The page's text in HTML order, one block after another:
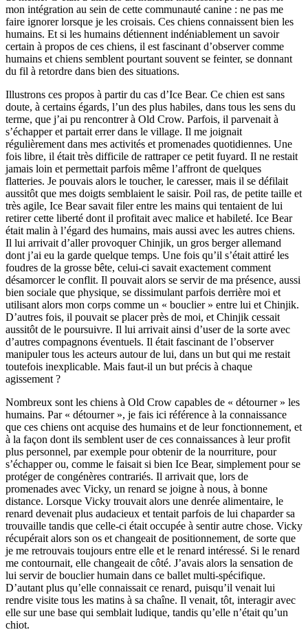
mon intégration au sein de cette communauté canine : ne pas me
faire ignorer lorsque je les croisais. Ces chiens connaissent bien les
humains. Et si les humains détiennent indéniablement un savoir
certain à propos de ces chiens, il est fascinant d’observer comme
humains et chiens semblent pourtant souvent se feinter, se donnant
du fil à retordre dans bien des situations.
Illustrons ces propos à partir du cas d’Ice Bear. Ce chien est sans
doute, à certains égards, l’un des plus habiles, dans tous les sens du
terme, que j’ai pu rencontrer à Old Crow. Parfois, il parvenait à
s’échapper et partait errer dans le village. Il me joignait
régulièrement dans mes activités et promenades quotidiennes. Une
fois libre, il était très difficile de rattraper ce petit fuyard. Il ne restait
jamais loin et permettait parfois même l’affront de quelques
flatteries. Je pouvais alors le toucher, le caresser, mais il se défilait
aussitôt que mes doigts semblaient le saisir. Poil ras, de petite taille et
très agile, Ice Bear savait filer entre les mains qui tentaient de lui
retirer cette liberté dont il profitait avec malice et habileté. Ice Bear
était malin à l’égard des humains, mais aussi avec les autres chiens.
Il lui arrivait d’aller provoquer Chinjik, un gros berger allemand
dont j’ai eu la garde quelque temps. Une fois qu’il s’était attiré les
foudres de la grosse bête, celui-ci savait exactement comment
désamorcer le conflit. Il pouvait alors se servir de ma présence, aussi
bien sociale que physique, se dissimulant parfois derrière moi et
utilisant alors mon corps comme un « bouclier » entre lui et Chinjik.
D’autres fois, il pouvait se placer près de moi, et Chinjik cessait
aussitôt de le poursuivre. Il lui arrivait ainsi d’user de la sorte avec
d’autres compagnons éventuels. Il était fascinant de l’observer
manipuler tous les acteurs autour de lui, dans un but qui me restait
toutefois inexplicable. Mais faut-il un but précis à chaque
agissement ?
Nombreux sont les chiens à Old Crow capables de « détourner » les
humains. Par « détourner », je fais ici référence à la connaissance
que ces chiens ont acquise des humains et de leur fonctionnement, et
à la façon dont ils semblent user de ces connaissances à leur profit
plus personnel, par exemple pour obtenir de la nourriture, pour
s’échapper ou, comme le faisait si bien Ice Bear, simplement pour se
protéger de congénères contrariés. Il arrivait que, lors de
promenades avec Vicky, un renard se joigne à nous, à bonne
distance. Lorsque Vicky trouvait alors une denrée alimentaire, le
renard devenait plus audacieux et tentait parfois de lui chaparder sa
trouvaille tandis que celle-ci était occupée à sentir autre chose. Vicky
récupérait alors son os et changeait de positionnement, de sorte que
je me retrouvais toujours entre elle et le renard intéressé. Si le renard
me contournait, elle changeait de côté. J’avais alors la sensation de
lui servir de bouclier humain dans ce ballet multi-spécifique.
D’autant plus qu’elle connaissait ce renard, puisqu’il venait lui
rendre visite tous les matins à sa chaîne. Il venait, tôt, interagir avec
elle sur une base qui semblait ludique, tandis qu’elle n’était qu’un
chiot.